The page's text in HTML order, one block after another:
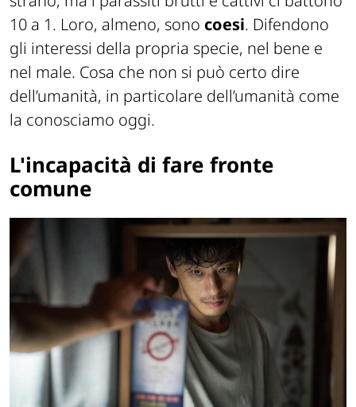
10 a 1. Loro, almeno, sono coesi. Difendono
gli interessi della propria specie, nel bene e
nel male. Cosa che non si può certo dire
dell’umanità, in particolare dell’umanità come
la conosciamo oggi.
L'incapacità di fare fronte
comune